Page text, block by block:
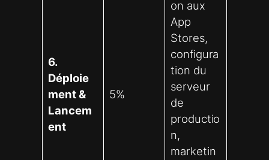
6.
Déploie
ment &
Lancem
ent
5%
on aux
App
Stores,
configura
tion du
serveur
de
productio
n,
marketin